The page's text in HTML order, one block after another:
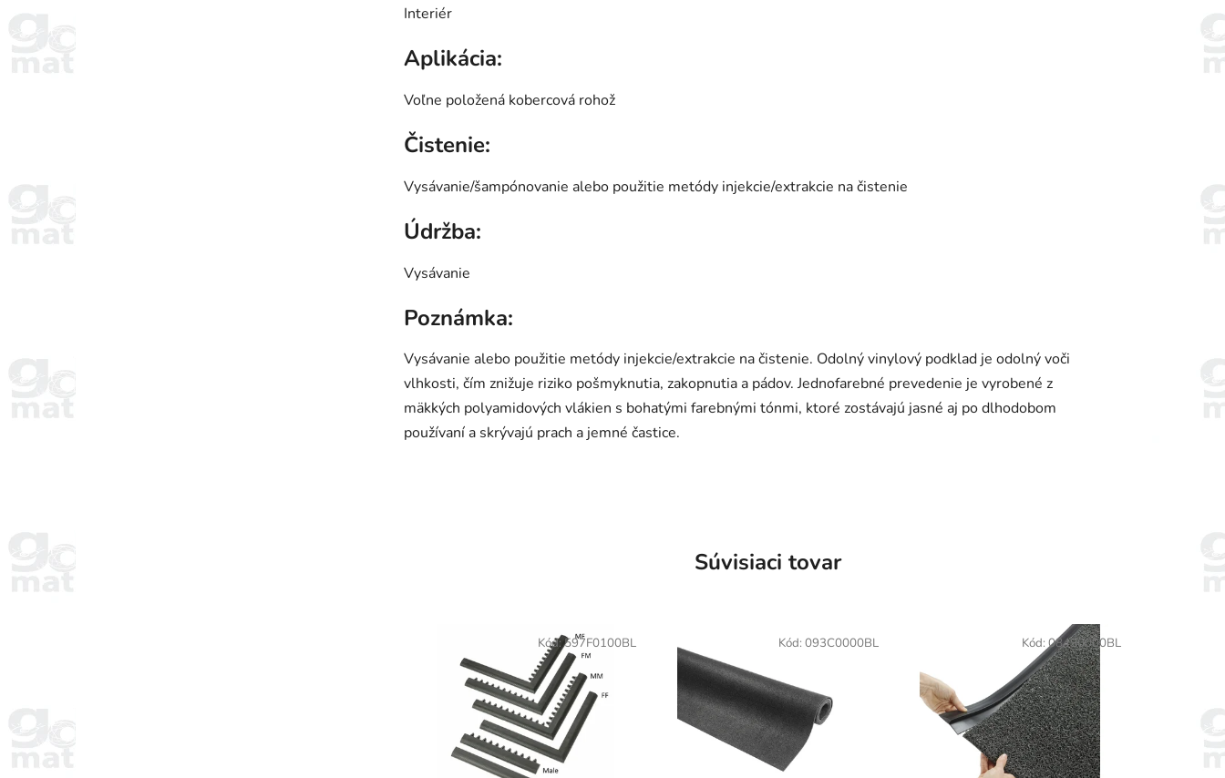
Interiér
Aplikácia:
Voľne položená kobercová rohož
Čistenie:
Vysávanie/šampónovanie alebo použitie metódy injekcie/extrakcie na čistenie
Údržba:
Vysávanie
Poznámka:
Vysávanie alebo použitie metódy injekcie/extrakcie na čistenie. Odolný vinylový podklad je odolný voči
vlhkosti, čím znižuje riziko pošmyknutia, zakopnutia a pádov. Jednofarebné prevedenie je vyrobené z
mäkkých polyamidových vlákien s bohatými farebnými tónmi, ktoré zostávajú jasné aj po dlhodobom
používaní a skrývajú prach a jemné častice.
Súvisiaci tovar
Kód:597F0100BL Kód: 093C0000BL Kód: 084S0000BL